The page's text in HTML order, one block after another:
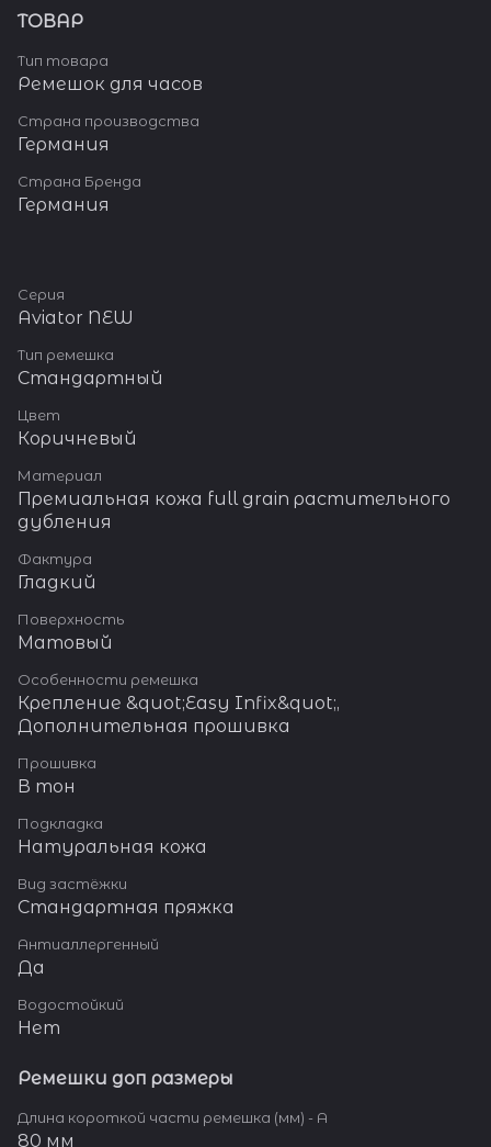
гравировкой «Stailer»
ТОВАР
Тип товара
Ремешок для часов
Страна производства
Германия
Страна Бренда
Германия
Серия
Aviator NEW
Тип ремешка
Стандартный
Цвет
Коричневый
Материал
Премиальная кожа full grain растительного
дубления
Фактура
Гладкий
Поверхность
Матовый
Особенности ремешка
Крепление &quot;Easy Infix&quot;,
Дополнительная прошивка
Прошивка
В тон
Подкладка
Натуральная кожа
Вид застёжки
Стандартная пряжка
Антиаллергенный
Да
Водостойкий
Нет
Ремешки доп размеры
Длина короткой части ремешка (мм) - A
80 мм